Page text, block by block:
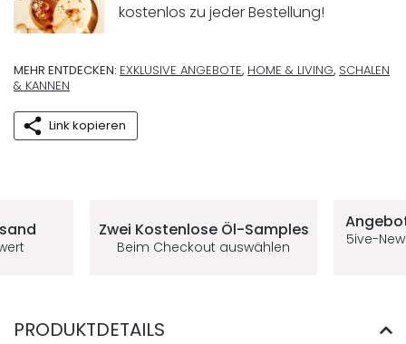
kostenlos zu jeder Bestellung!
MEHR ENTDECKEN: EXKLUSIVE ANGEBOTE, HOME & LIVING, SCHALEN
& KANNEN
Link kopieren
Zwei Kostenlose Öl-Samples
Beim Checkout auswählen 5ive-
PRODUKTDETAILS